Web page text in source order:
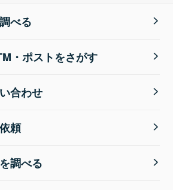
べる
・ポストをさがす
合わせ
頼
調べる